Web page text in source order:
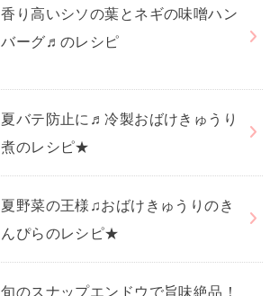
香り高いシソの葉とネギの味噌ハン
バーグ♬のレシピ
夏バテ防止に♬冷製おばけきゅうり
煮のレシピ★
夏野菜の王様♫おばけきゅうりのき
んぴらのレシピ★
旬のスナップエンドウで旨味絶品！